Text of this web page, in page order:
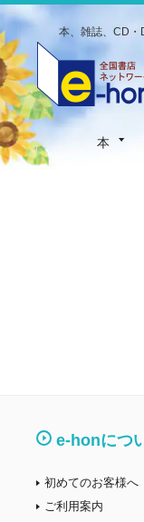
本、雑誌、CD・
本
e-honにつ
初めてのお客様へ
ご利用案内